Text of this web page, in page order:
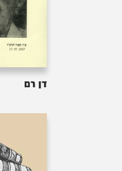
דן רם